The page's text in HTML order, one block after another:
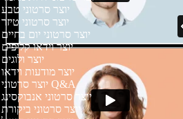
יוצר סרטוני טבע
יוצר סרטוני טיזר
יוצר סרטוני יום בחיים
יוצר וידאו קליפים
יוצר ולוגים
יוצר מודעות וידאו
יוצר סרטוני Q&A
יוצר סרטוני אנבוקסינג
יוצר סרטוני ביקורת